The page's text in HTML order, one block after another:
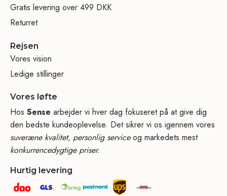
Gratis levering over 499 DKK
Returret
Rejsen
Vores vision
Ledige stillinger
Vores løfte
Hos Sense arbejder vi hver dag fokuseret på at give dig
den bedste kundeoplevelse. Det sikrer vi os igennem vores
suveræne kvalitet, personlig serviceog markedets mest
konkurrencedygtige priser.
Hurtig levering